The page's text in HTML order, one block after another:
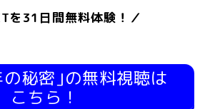
を31日間無料体験！／
秘密｣の無料視聴は
こちら！